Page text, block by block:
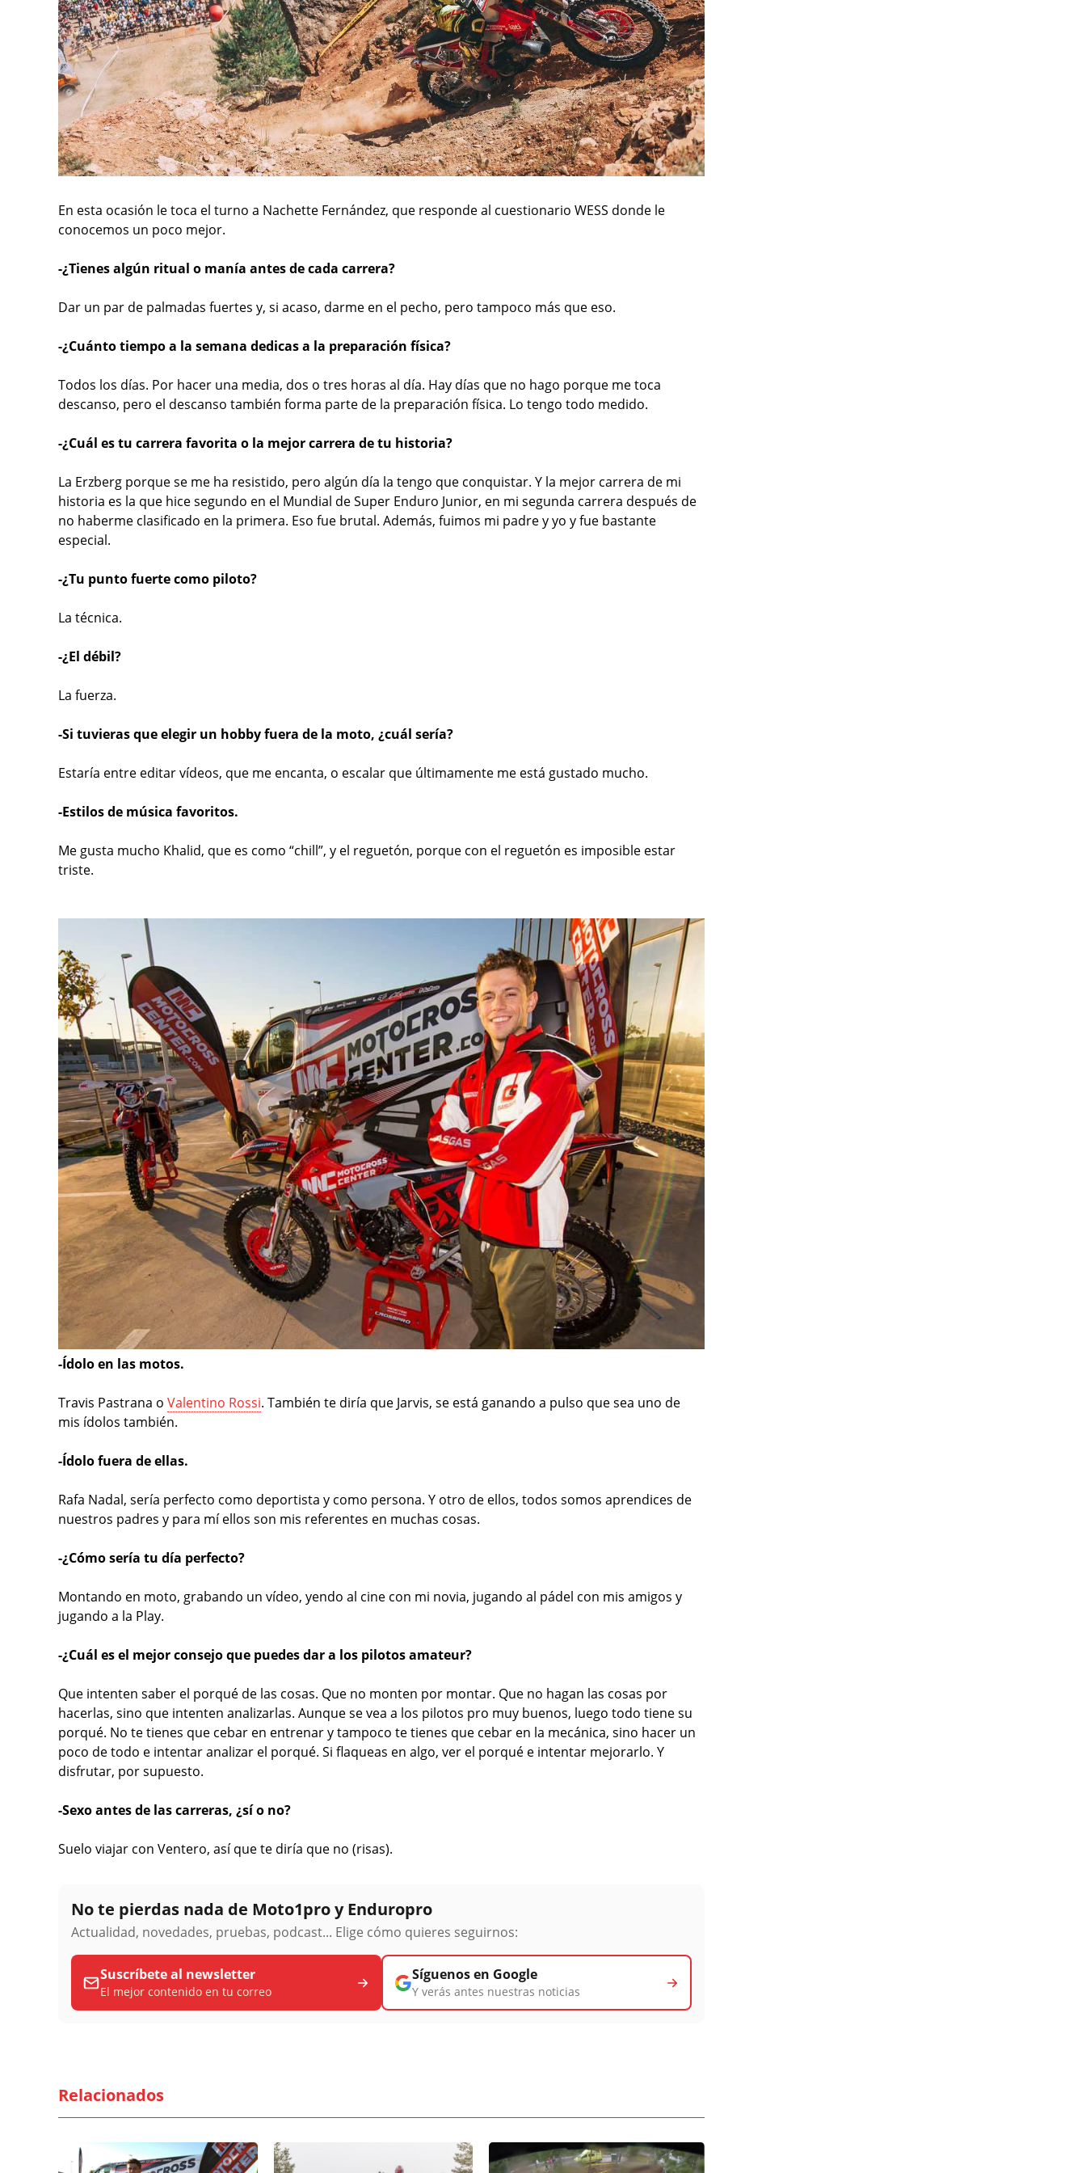
En esta ocasión le toca el turno a Nachette Fernández, que responde al cuestionario WESS donde le
conocemos un poco mejor.
-¿Tienes algún ritual o manía antes de cada carrera?
Dar un par de palmadas fuertes y, si acaso, darme en el pecho, pero tampoco más que eso.
-¿Cuánto tiempo a la semana dedicas a la preparación física?
Todos los días. Por hacer una media, dos o tres horas al día. Hay días que no hago porque me toca
descanso, pero el descanso también forma parte de la preparación física. Lo tengo todo medido.
-¿Cuál es tu carrera favorita o la mejor carrera de tu historia?
La Erzberg porque se me ha resistido, pero algún día la tengo que conquistar. Y la mejor carrera de mi
historia es la que hice segundo en el Mundial de Super Enduro Junior, en mi segunda carrera después de
no haberme clasificado en la primera. Eso fue brutal. Además, fuimos mi padre y yo y fue bastante
especial.
-¿Tu punto fuerte como piloto?
La técnica.
-¿El débil?
La fuerza.
-Si tuvieras que elegir un hobby fuera de la moto, ¿cuál sería?
Estaría entre editar vídeos, que me encanta, o escalar que últimamente me está gustado mucho.
-Estilos de música favoritos.
Me gusta mucho Khalid, que es como “chill”, y el reguetón, porque con el reguetón es imposible estar
triste.
-Ídolo en las motos.
Travis Pastrana o Valentino Rossi. También te diría que Jarvis, se está ganando a pulso que sea uno de
mis ídolos también.
-Ídolo fuera de ellas.
Rafa Nadal, sería perfecto como deportista y como persona. Y otro de ellos, todos somos aprendices de
nuestros padres y para mí ellos son mis referentes en muchas cosas.
-¿Cómo sería tu día perfecto?
Montando en moto, grabando un vídeo, yendo al cine con mi novia, jugando al pádel con mis amigos y
jugando a la Play.
-¿Cuál es el mejor consejo que puedes dar a los pilotos amateur?
Que intenten saber el porqué de las cosas. Que no monten por montar. Que no hagan las cosas por
hacerlas, sino que intenten analizarlas. Aunque se vea a los pilotos pro muy buenos, luego todo tiene su
porqué. No te tienes que cebar en entrenar y tampoco te tienes que cebar en la mecánica, sino hacer un
poco de todo e intentar analizar el porqué. Si flaqueas en algo, ver el porqué e intentar mejorarlo. Y
disfrutar, por supuesto.
-Sexo antes de las carreras, ¿sí o no?
Suelo viajar con Ventero, así que te diría que no (risas).
No te pierdas nada de Moto1pro y Enduropro
Actualidad, novedades, pruebas, podcast... Elige cómo quieres seguirnos:
Suscríbete al newsletter
El mejor contenido en tu correo
Síguenos en Google
Y verás antes nuestras noticias
Relacionados